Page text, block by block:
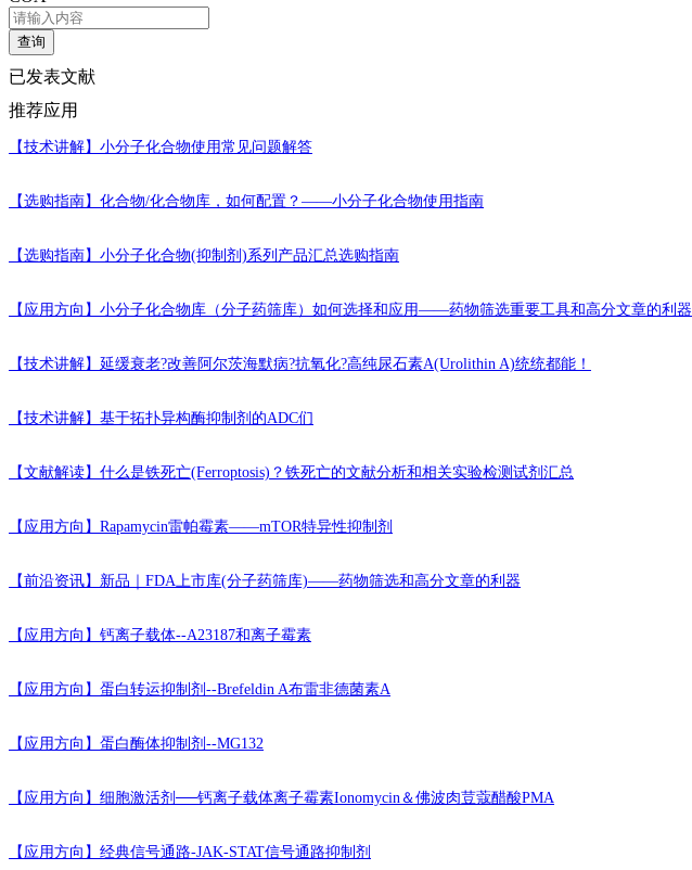
查询
已发表文献
推荐应用
【技术讲解】 小分子化合物使用常见问题解答
【选购指南】 化合物/化合物库，如何配置？——小分子化合物使用指南
【选购指南】 小分子化合物(抑制剂)系列产品汇总选购指南
【应用方向】 小分子化合物库（分子药筛库）如何选择和应用——药物筛选重要工具和高分文章的利器
【技术讲解】 延缓衰老?改善阿尔茨海默病?抗氧化?高纯尿石素A(Urolithin A)统统都能！
【技术讲解】 基于拓扑异构酶抑制剂的ADC们
【文献解读】 什么是铁死亡(Ferroptosis)？铁死亡的文献分析和相关实验检测试剂汇总
【应用方向】 Rapamycin雷帕霉素——mTOR特异性抑制剂
【前沿资讯】 新品｜FDA上市库(分子药筛库)——药物筛选和高分文章的利器
【应用方向】 钙离子载体--A23187和离子霉素
【应用方向】 蛋白转运抑制剂--Brefeldin A布雷非德菌素A
【应用方向】 蛋白酶体抑制剂--MG132
【应用方向】 细胞激活剂──钙离子载体离子霉素Ionomycin＆佛波肉荳蔻醋酸PMA
【应用方向】 经典信号通路-JAK-STAT信号通路抑制剂